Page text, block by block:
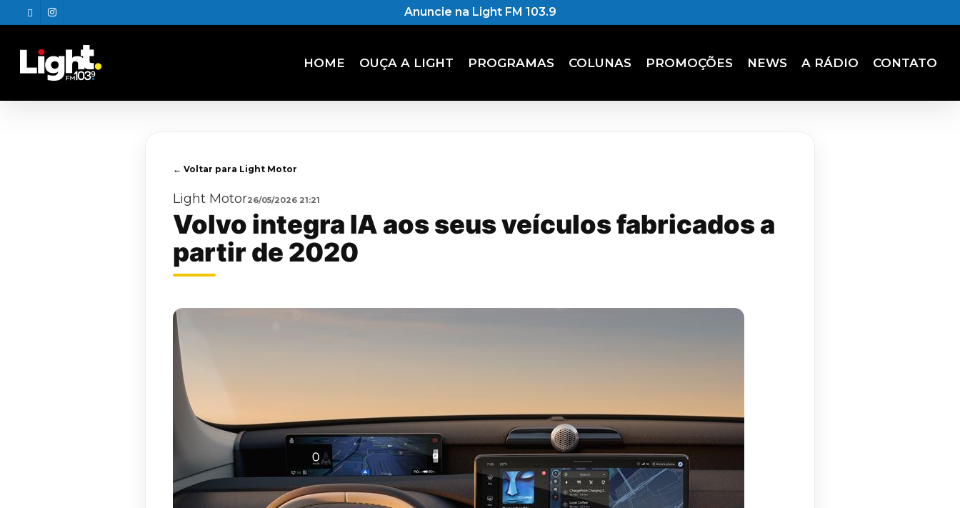
to
twitterinstagram Anuncie na Light FM 103.9
HOME OUÇA A LIGHT PROGRAMAS COLUNAS PROMOÇÕES NEWS A RÁDIO CONTATO
← Voltar para Light Motor
Light Motor26/05/2026 21:21
Volvo integra IA aos seus veículos fabricados a
partir de 2020